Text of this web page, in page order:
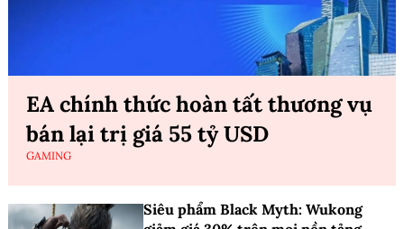
EA chính thức hoàn tất thương vụ
bán lại trị giá 55 tỷ USD
GAMING
Siêu phẩm Black Myth: Wukong